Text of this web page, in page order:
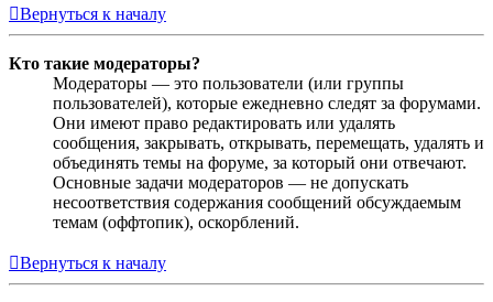
Вернуться к началу
Кто такие модераторы?
Модераторы — это пользователи (или группы
пользователей), которые ежедневно следят за форумами.
Они имеют право редактировать или удалять
сообщения, закрывать, открывать, перемещать, удалять и
объединять темы на форуме, за который они отвечают.
Основные задачи модераторов — не допускать
несоответствия содержания сообщений обсуждаемым
темам (оффтопик), оскорблений.
Вернуться к началу